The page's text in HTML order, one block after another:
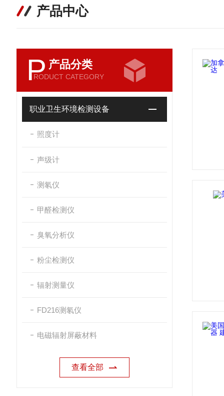
产品中心
P 产品分类
RODUCT CATEGORY
职业卫生环境检测设备
照度计
声级计
测氡仪
甲醛检测仪
臭氧分析仪
粉尘检测仪
辐射测量仪
FD216测氡仪
电磁辐射屏蔽材料
查看全部